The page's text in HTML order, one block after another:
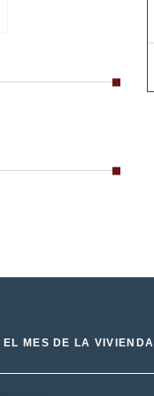
EL MES DE LA VIVIENDA